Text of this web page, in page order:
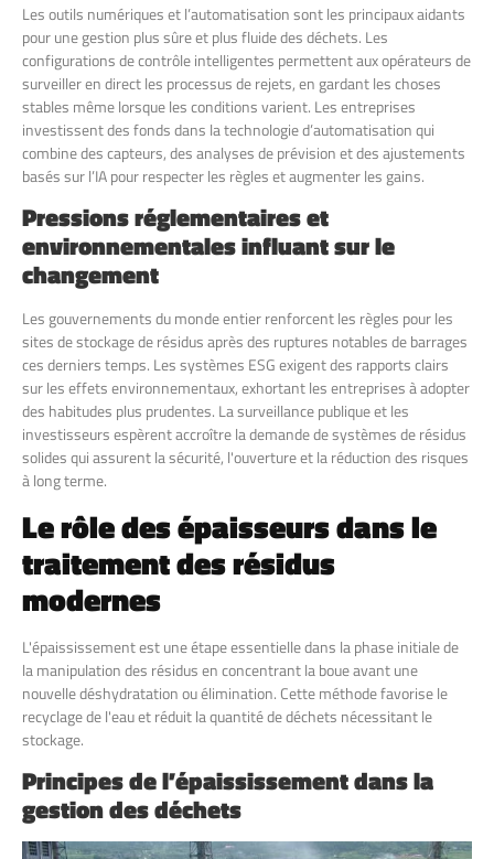
Les outils numériques et l’automatisation sont les principaux aidants
pour une gestion plus sûre et plus fluide des déchets. Les
configurations de contrôle intelligentes permettent aux opérateurs de
surveiller en direct les processus de rejets, en gardant les choses
stables même lorsque les conditions varient. Les entreprises
investissent des fonds dans la technologie d’automatisation qui
combine des capteurs, des analyses de prévision et des ajustements
basés sur l’IA pour respecter les règles et augmenter les gains.
Pressions réglementaires et
environnementales influant sur le
changement
Les gouvernements du monde entier renforcent les règles pour les
sites de stockage de résidus après des ruptures notables de barrages
ces derniers temps. Les systèmes ESG exigent des rapports clairs
sur les effets environnementaux, exhortant les entreprises à adopter
des habitudes plus prudentes. La surveillance publique et les
investisseurs espèrent accroître la demande de systèmes de résidus
solides qui assurent la sécurité, l'ouverture et la réduction des risques
à long terme.
Le rôle des épaisseurs dans le
traitement des résidus
modernes
L'épaississement est une étape essentielle dans la phase initiale de
la manipulation des résidus en concentrant la boue avant une
nouvelle déshydratation ou élimination. Cette méthode favorise le
recyclage de l'eau et réduit la quantité de déchets nécessitant le
stockage.
Principes de l’épaississement dans la
gestion des déchets